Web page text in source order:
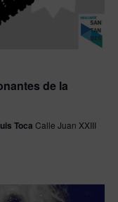
de la
Toca Calle Juan XXIII